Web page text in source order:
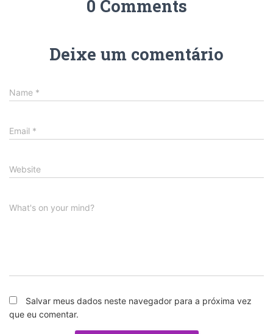
0 Comments
Deixe um comentário
Name *
Email *
Website
What's on your mind?
Salvar meus dados neste navegador para a próxima vez
que eu comentar.